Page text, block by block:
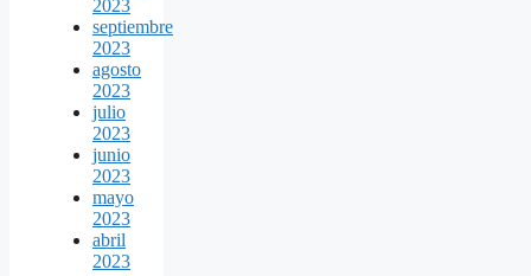
2023
septiembre
2023
agosto
2023
julio
2023
junio
2023
mayo
2023
abril
2023